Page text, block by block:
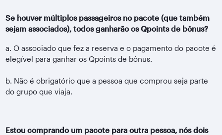
Se houver múltiplos passageiros no pacote (que também
sejam associados), todos ganharão os Qpoints de bônus?
a. O associado que fez a reserva e o pagamento do pacote é
elegível para ganhar os Qpoints de bônus.
b. Não é obrigatório que a pessoa que comprou seja parte
do grupo que viaja.
Estou comprando um pacote para outra pessoa, nós dois